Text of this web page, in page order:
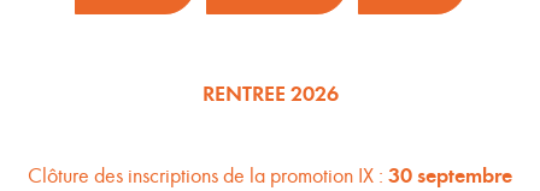
RENTREE 2026
Clôture des inscriptions de la promotion IX : 30 septembre